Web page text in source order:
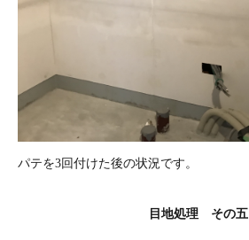
パテを3回付けた後の状況です。
目地処理 その五